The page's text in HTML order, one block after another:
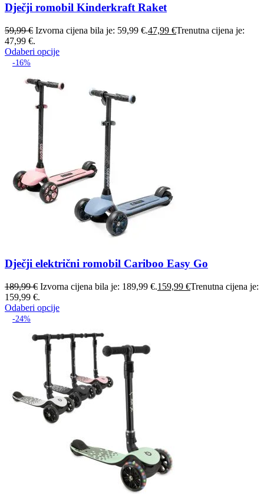
Dječji romobil Kinderkraft Raket
59,99€ Izvorna cijena bila je: 59,99 €.47,99 €Trenutna cijena je:
47,99 €.
Odaberi opcije
-16%
Dječji električni romobil Cariboo Easy Go
189,99€ Izvorna cijena bila je: 189,99 €.159,99 €Trenutna cijena je:
159,99 €.
Odaberi opcije
-24%